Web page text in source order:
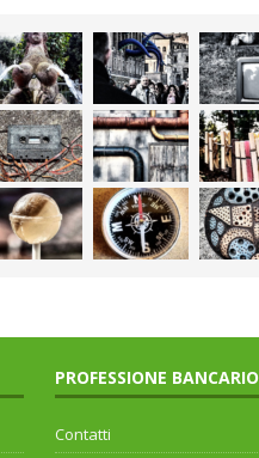
PROFESSIONE BANCARIO
Contatti